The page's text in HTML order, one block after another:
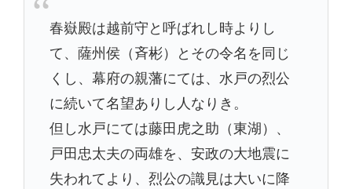
春嶽殿は越前守と呼ばれし時よりし
て、薩州侯（斉彬）とその令名を同じ
くし、幕府の親藩にては、水戸の烈公
に続いて名望ありし人なりき。
但し水戸にては藤田虎之助（東湖）、
戸田忠太夫の両雄を、安政の大地震に
失われてより、烈公の識見は大いに降